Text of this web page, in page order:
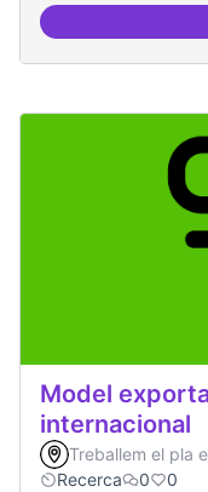
Model
internacional
Treballem el pla
Recerca
0 0